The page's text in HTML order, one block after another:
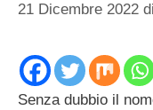
21 Dicembre 2022 di
Senza dubbio il